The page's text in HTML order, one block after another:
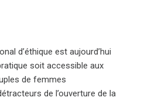
d’éthique est aujourd’hui
soit accessible aux
de femmes
de l’ouverture de la